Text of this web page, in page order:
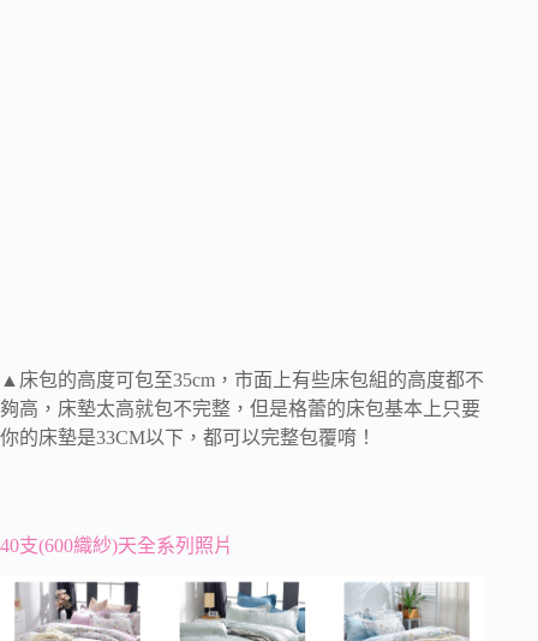
▲床包的高度可包至35cm，市面上有些床包組的高度都不
夠高，床墊太高就包不完整，但是格蕾的床包基本上只要
你的床墊是33CM以下，都可以完整包覆唷！
40支(600織紗)天全系列照片